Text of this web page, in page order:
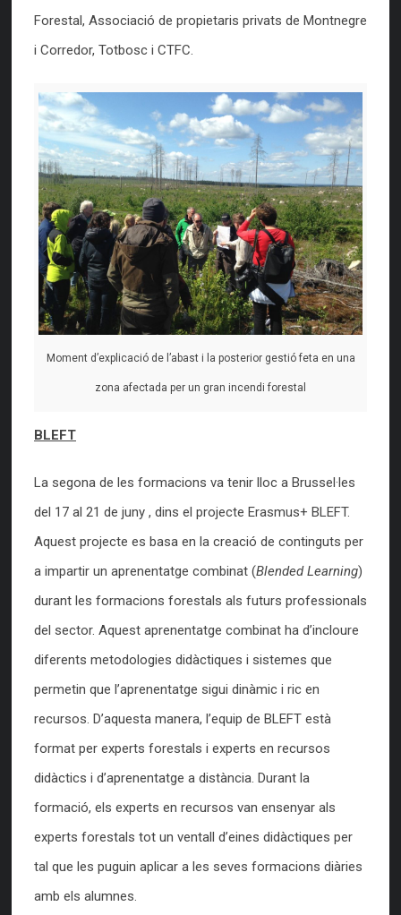
Forestal, Associació de propietaris privats de Montnegre
i Corredor, Totbosc i CTFC.
Moment d’explicació de l’abast i la posterior gestió feta en una
zona afectada per un gran incendi forestal
BLEFT
La segona de les formacions va tenir lloc a Brussel·les
del 17 al 21 de juny , dins el projecte Erasmus+ BLEFT.
Aquest projecte es basa en la creació de continguts per
a impartir un aprenentatge combinat (Blended Learning)
durant les formacions forestals als futurs professionals
del sector. Aquest aprenentatge combinat ha d’incloure
diferents metodologies didàctiques i sistemes que
permetin que l’aprenentatge sigui dinàmic i ric en
recursos. D’aquesta manera, l’equip de BLEFT està
format per experts forestals i experts en recursos
didàctics i d’aprenentatge a distància. Durant la
formació, els experts en recursos van ensenyar als
experts forestals tot un ventall d’eines didàctiques per
tal que les puguin aplicar a les seves formacions diàries
amb els alumnes.